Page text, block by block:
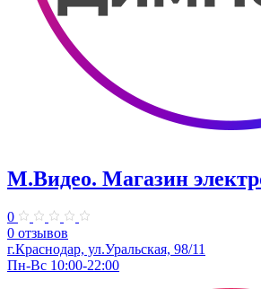
М.Видео. Магазин
0
0 отзывов
г.Краснодар, ул.​Уральская, 98/11
Пн-Вс 10:00-22:00